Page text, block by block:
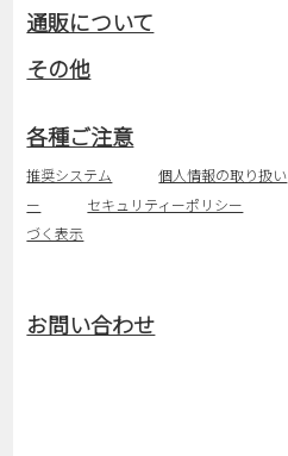
通販について
その他
各種ご注意
推奨システム 個人情報の取り扱い
ー
セキュリティーポリシー
づく表示
お問い合わせ